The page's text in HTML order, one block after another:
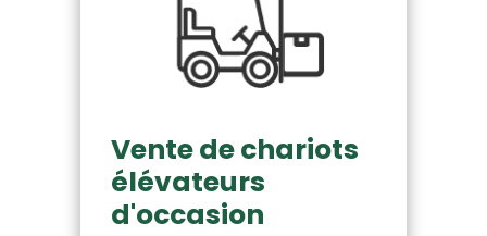
Vente de chariots
élévateurs
d'occasion